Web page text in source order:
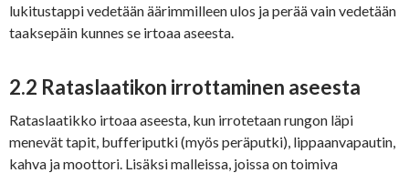
lukitustappi vedetään äärimmilleen ulos ja perää vain vedetään
taaksepäin kunnes se irtoaa aseesta.
2.2 Rataslaatikon irrottaminen aseesta
Rataslaatikko irtoaa aseesta, kun irrotetaan rungon läpi
menevät tapit, bufferiputki (myös peräputki), lippaanvapautin,
kahva ja moottori. Lisäksi malleissa, joissa on toimiva